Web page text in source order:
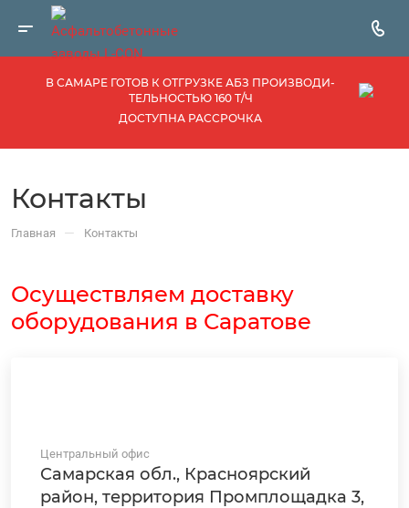
В САМАРЕ ГОТОВ К ОТГРУЗКЕ АБЗ ПРОИЗВОДИ­
ТЕЛЬНОСТЬЮ 160 Т/Ч
ДОСТУПНА РАССРОЧКА
Контакты
Главная — Контакты
Осуществляем доставку
оборудования в Саратове
Центральный офис
Самарская обл., Красноярский
район, территория Промплощадка 3,